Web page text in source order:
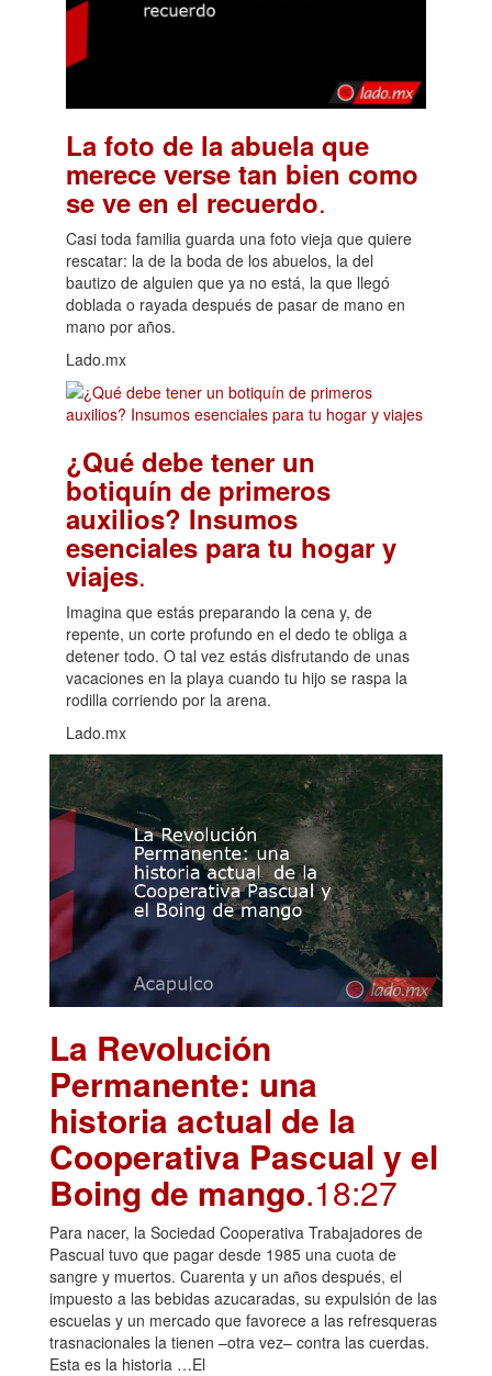
La foto de la abuela que
merece verse tan bien como
se ve en el recuerdo.
Casi toda familia guarda una foto vieja que quiere
rescatar: la de la boda de los abuelos, la del
bautizo de alguien que ya no está, la que llegó
doblada o rayada después de pasar de mano en
mano por años.
Lado.mx
¿Qué debe tener un
botiquín de primeros
auxilios? Insumos
esenciales para tu hogar y
viajes.
Imagina que estás preparando la cena y, de
repente, un corte profundo en el dedo te obliga a
detener todo. O tal vez estás disfrutando de unas
vacaciones en la playa cuando tu hijo se raspa la
rodilla corriendo por la arena.
Lado.mx
La Revolución
Permanente: una
historia actual de la
Cooperativa Pascual y el
Boing de mango.18:27
Para nacer, la Sociedad Cooperativa Trabajadores de
Pascual tuvo que pagar desde 1985 una cuota de
sangre y muertos. Cuarenta y un años después, el
impuesto a las bebidas azucaradas, su expulsión de las
escuelas y un mercado que favorece a las refresqueras
trasnacionales la tienen –otra vez– contra las cuerdas.
Esta es la historia …El